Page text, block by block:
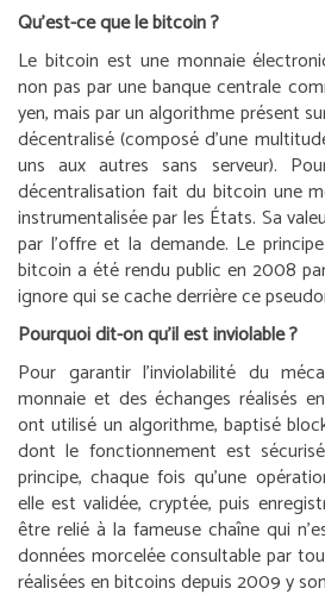
Qu’est-ce que le bitcoin ?
Le bitcoin est une monnaie
non pas par une banque centrale
yen, mais par un algorithme présent
décentralisé (composé d’une
uns aux autres sans serveur).
décentralisation fait du bitcoin une
instrumentalisée par les États. Sa
par l’offre et la demande. Le
bitcoin a été rendu public en 2008
ignore qui se cache derrière ce
Pourquoi dit-on qu’il est inviolable ?
Pour garantir l’inviolabilité du
monnaie et des échanges réalisés
ont utilisé un algorithme, baptisé
dont le fonctionnement est
principe, chaque fois qu’une
elle est validée, cryptée, puis
être relié à la fameuse chaîne qui
données morcelée consultable par
réalisées en bitcoins depuis 2009 y